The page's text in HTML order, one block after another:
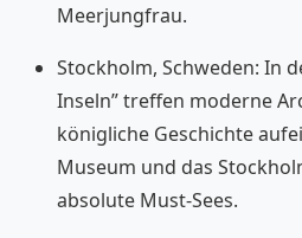
Meerjungfrau.
Stockholm, Schweden: In
Inseln” treffen moderne
königliche Geschichte
Museum und das
absolute Must-Sees.